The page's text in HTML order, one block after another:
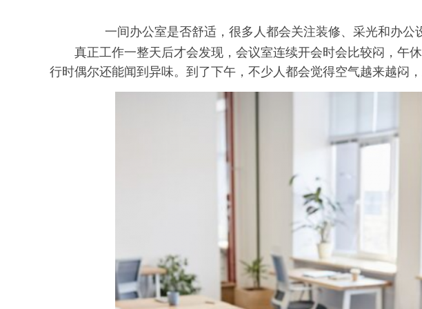
一间办公室是否舒适，很多人都会关注装修、采光和办公
真正工作一整天后才会发现，会议室连续开会时会比较闷，午
行时偶尔还能闻到异味。到了下午，不少人都会觉得空气越来越闷